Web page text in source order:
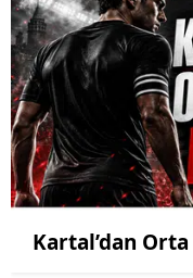
Kartal’dan